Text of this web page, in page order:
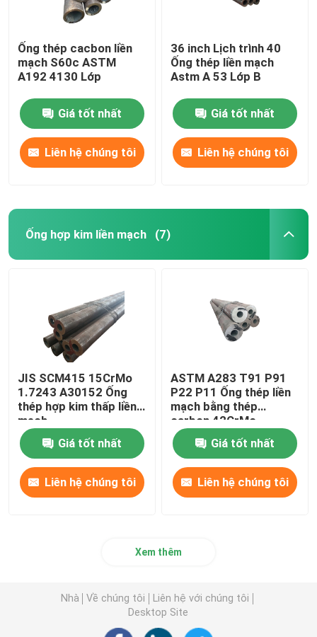
Ống thép cacbon liền
mạch S60c ASTM
A192 4130 Lớp
Giá tốt nhất
Liên hệ chúng tôi
36 inch Lịch trình 40
Ống thép liền mạch
Astm A 53 Lớp B
Giá tốt nhất
Liên hệ chúng tôi
Ống hợp kim liền mạch (7)
JIS SCM415 15CrMo
1.7243 A30152 Ống
thép hợp kim thấp liền
mạch
Giá tốt nhất
Liên hệ chúng tôi
ASTM A283 T91 P91
P22 P11 Ống thép liền
mạch bằng thép
carbon 42CrMo
15CrMo
Giá tốt nhất
Liên hệ chúng tôi
Xem thêm
Nhà Về chúng tôi
Liên hệ với chúng tôi
Desktop Site